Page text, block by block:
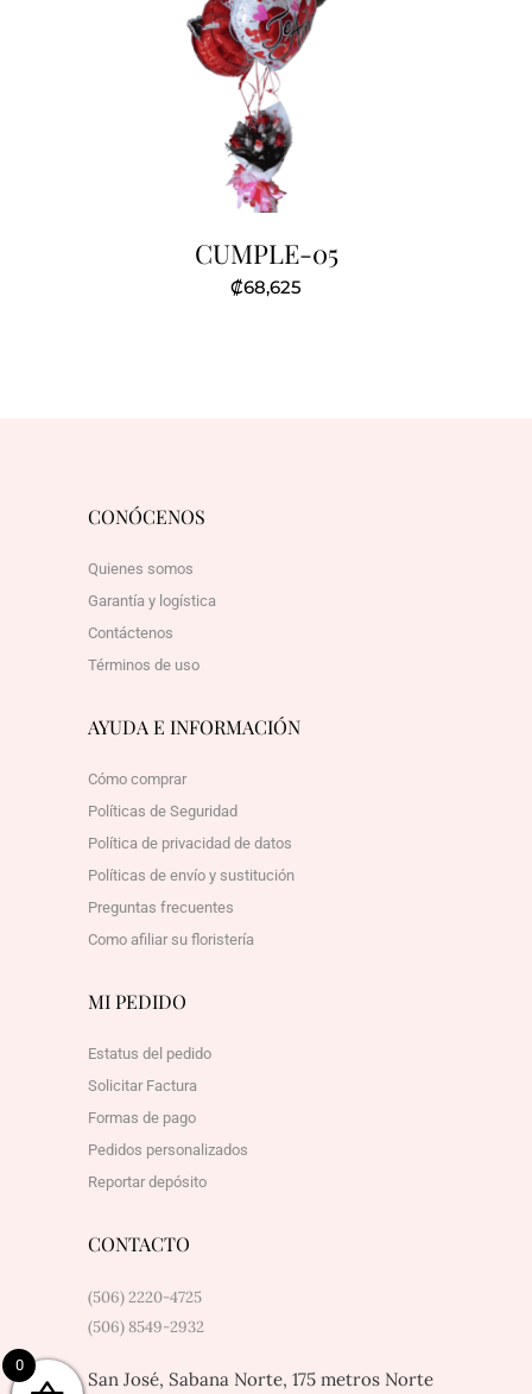
CUMPLE-05
₡68,625
CONÓCENOS
Quienes somos
Garantía y logística
Contáctenos
Términos de uso
AYUDA E INFORMACIÓN
Cómo comprar
Políticas de Seguridad
Política de privacidad de datos
Políticas de envío y sustitución
Preguntas frecuentes
Como afiliar su floristería
MI PEDIDO
Estatus del pedido
Solicitar Factura
Formas de pago
Pedidos personalizados
Reportar depósito
CONTACTO
(506) 2220-4725
(506) 8549-2932
San José, Sabana Norte, 175 metros Norte
0